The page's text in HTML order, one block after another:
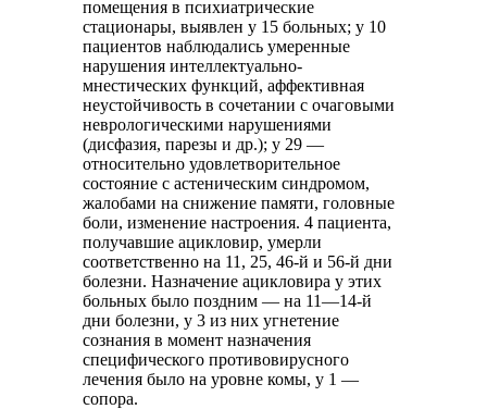
помещения в психиатрические
стационары, выявлен у 15 больных; у 10
пациентов наблюдались умеренные
нарушения интеллектуально-
мнестических функций, аффективная
неустойчивость в сочетании с очаговыми
неврологическими нарушениями
(дисфазия, парезы и др.); у 29 —
относительно удовлетворительное
состояние с астеническим синдромом,
жалобами на снижение памяти, головные
боли, изменение настроения. 4 пациента,
получавшие ацикловир, умерли
соответственно на 11, 25, 46-й и 56-й дни
болезни. Назначение ацикловира у этих
больных было поздним — на 11—14-й
дни болезни, у 3 из них угнетение
сознания в момент назначения
специфического противовирусного
лечения было на уровне комы, у 1 —
сопора.